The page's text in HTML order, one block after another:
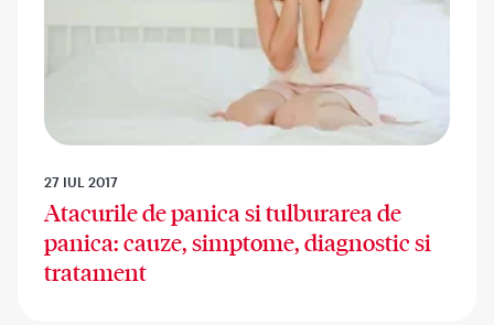
27 IUL 2017
Atacurile de panica si tulburarea de
panica: cauze, simptome, diagnostic si
tratament